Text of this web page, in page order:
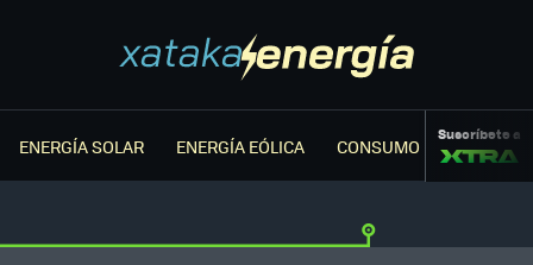
ENERGÍA SOLAR ENERGÍA EÓLICA CONSUMO ENERGÉTICO
Suscríbete a